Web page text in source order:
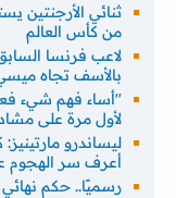
ثنائي الأرجنتين
من كأس العالم
لاعب فرنسا
بالأسف تجاه
"أساء فهم شيء
لأول مرة على
ليساندرو
أعرف سر الهجوم
رسميًا.. حكم نهائي كأس